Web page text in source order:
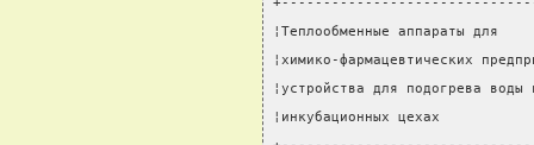
¦Теплообменные
¦химико-
¦устройства для
¦инкубационных цехах